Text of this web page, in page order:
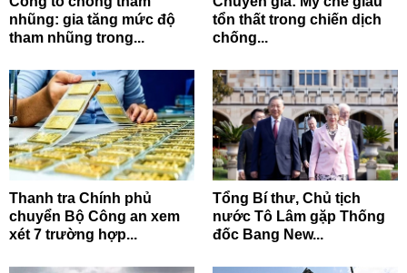
nhũng: gia tăng mức độ
tham nhũng trong...
tổn thất trong chiến dịch
chống...
Thanh tra Chính phủ
chuyển Bộ Công an xem
xét 7 trường hợp...
Tổng Bí thư, Chủ tịch
nước Tô Lâm gặp Thống
đốc Bang New...